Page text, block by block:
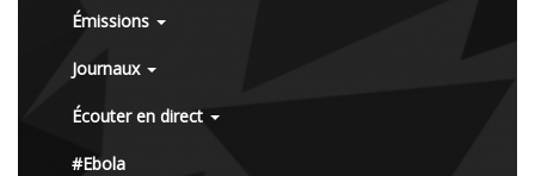
Émissions
Journaux
Écouter en direct
#Ebola